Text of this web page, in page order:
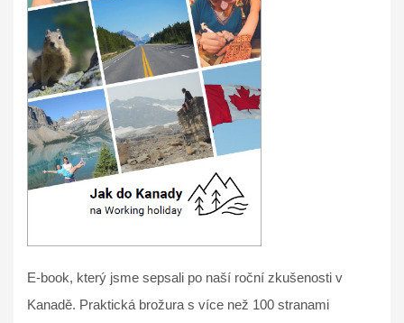
E-book, který jsme sepsali po naší roční zkušenosti v
Kanadě. Praktická brožura s více než 100 stranami